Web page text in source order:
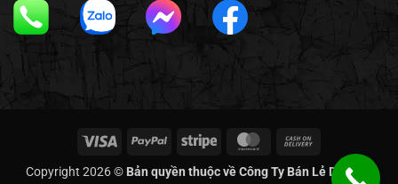
Visa PayPal Stripe MasterCard
Delivery
Copyright 2026 © Bản quyền thuộc về Công Ty Bán Lẻ Di Động